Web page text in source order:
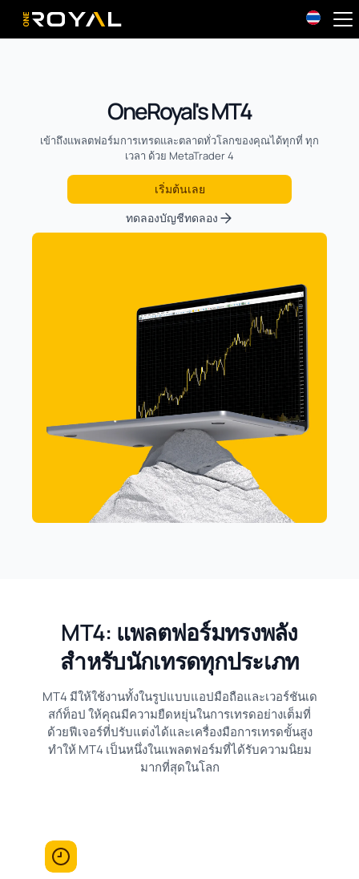
OneRoyal Home
OneRoyal's MT4
เข้าถึงแพลตฟอร์มการเทรดและตลาดทั่วโลกของคุณได้ทุกที่ ทุก
เวลา ด้วย MetaTrader 4
เริ่มต้นเลย
ทดลองบัญชีทดลอง
MT4: แพลตฟอร์มทรงพลัง
สำหรับนักเทรดทุกประเภท
MT4 มีให้ใช้งานทั้งในรูปแบบแอปมือถือและเวอร์ชันเด
สก์ท็อป ให้คุณมีความยืดหยุ่นในการเทรดอย่างเต็มที่
ด้วยฟีเจอร์ที่ปรับแต่งได้และเครื่องมือการเทรดขั้นสูง
ทำให้ MT4 เป็นหนึ่งในแพลตฟอร์มที่ได้รับความนิยม
มากที่สุดในโลก